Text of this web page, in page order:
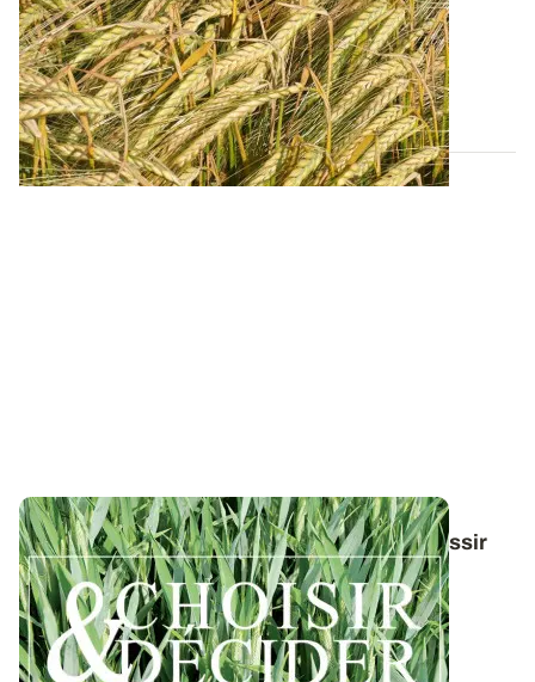
campagne 2026
Retrouvez tous les résultats d’essais de la dernière
campagne et nos préconisations pour...
13 FÉVR. 2026
Conduite du triticale : des guides pour réussir
ses interventions au printemps 2026
Retrouvez toutes les préconisations en matière de
protection du triticale contre les...
12 DÉC. 2025